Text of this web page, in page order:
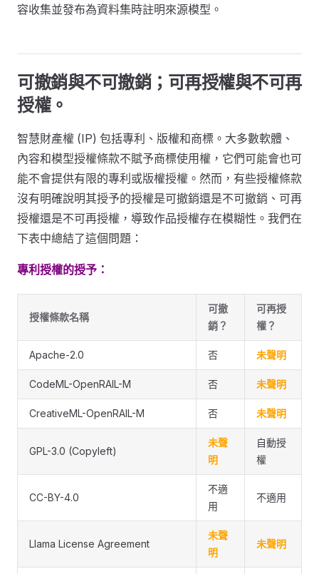
容收集並發布為資料集時註明來源模型。
可撤銷與不可撤銷；可再授權與不可再
授權。
智慧財產權 (IP) 包括專利、版權和商標。大多數軟體、
內容和模型授權條款不賦予商標使用權，它們可能會也可
能不會提供有限的專利或版權授權。然而，有些授權條款
沒有明確說明其授予的授權是可撤銷還是不可撤銷、可再
授權還是不可再授權，導致作品授權存在模糊性。我們在
下表中總結了這個問題：
專利授權的授予：
授權條款名稱
可撤
銷？
可再授
權？
Apache-2.0 否 未聲明
CodeML-OpenRAIL-M 否 未聲明
CreativeML-OpenRAIL-M 否 未聲明
GPL-3.0 (Copyleft)
未聲
明
自動授
權
CC-BY-4.0
不適
用
不適用
Llama License Agreement
未聲
明
未聲明